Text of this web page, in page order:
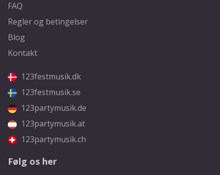
FAQ
Regler og betingelser
Blog
Kontakt
123festmusik.dk
123festmusik.se
123partymusik.de
123partymusik.at
123partymusik.ch
Følg os her